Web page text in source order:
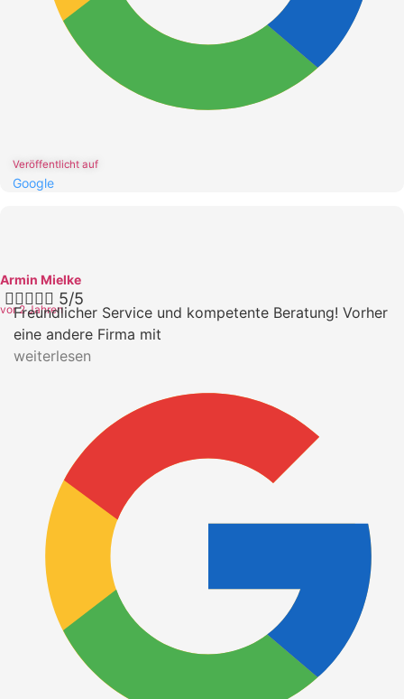
Veröffentlicht auf
Google
Armin Mielke
vor 2 Jahren
 5/5
Freundlicher Service und kompetente Beratung! Vorher
eine andere Firma mit
weiterlesen